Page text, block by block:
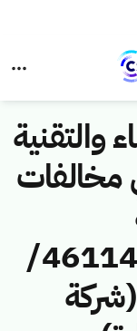
والتقنية
مخالفات
المعلومات رقم (46114761/
(شركة